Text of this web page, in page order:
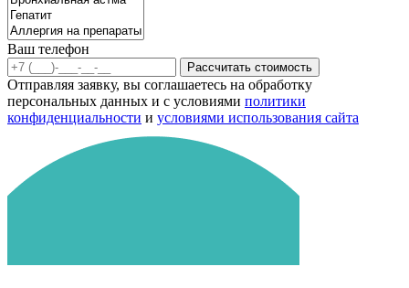
Ваш телефон
Рассчитать стоимость
Отправляя заявку, вы соглашаетесь на обработку
персональных данных и с условиями политики
конфиденциальности и условиями использования сайта